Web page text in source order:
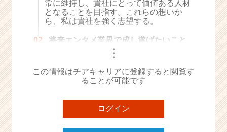
リ
ア
h
r
C
e
e
常に維持し、貴社にとって価値ある人材
となることを目指す。これらの想いか
ら、私は貴社を強く志望する。
02.
将来エンタメ業界で成し遂げたいこと
・・・
この情報はチアキャリアに登録すると閲覧す
ることが可能です
ログイン